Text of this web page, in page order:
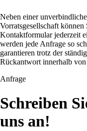
Neben einer
Vorratsgesellschaft
Kontaktformular jederzeit
werden jede Anfrage so
garantieren trotz der
Rückantwort innerhalb von
Anfrage
Schreiben
uns an!